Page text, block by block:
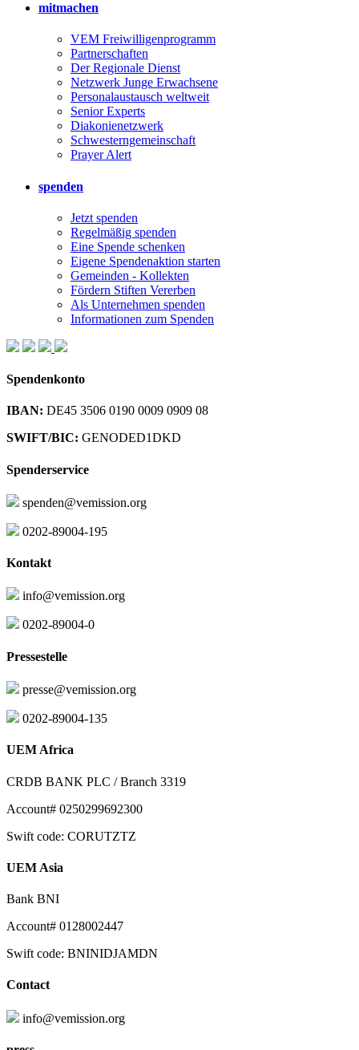
mitmachen
VEM Freiwilligenprogramm
Partnerschaften
Der Regionale Dienst
Netzwerk Junge Erwachsene
Personalaustausch weltweit
Senior Experts
Diakonienetzwerk
Schwesterngemeinschaft
Prayer Alert
spenden
Jetzt spenden
Regelmäßig spenden
Eine Spende schenken
Eigene Spendenaktion starten
Gemeinden - Kollekten
Fördern Stiften Vererben
Als Unternehmen spenden
Informationen zum Spenden
Spendenkonto
IBAN: DE45 3506 0190 0009 0909 08
SWIFT/BIC: GENODED1DKD
Spenderservice
spenden@vemission.org
0202-89004-195
Kontakt
info@vemission.org
0202-89004-0
Pressestelle
presse@vemission.org
0202-89004-135
UEM Africa
CRDB BANK PLC / Branch 3319
Account# 0250299692300
Swift code: CORUTZTZ
UEM Asia
Bank BNI
Account# 0128002447
Swift code: BNINIDJAMDN
Contact
info@vemission.org